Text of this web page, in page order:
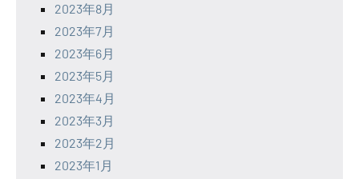
2023年8月
2023年7月
2023年6月
2023年5月
2023年4月
2023年3月
2023年2月
2023年1月